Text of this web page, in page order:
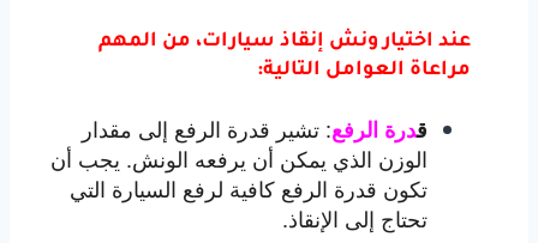
عند اختيار ونش إنقاذ سيارات، من المهم
مراعاة العوامل التالية:
قدرة الرفع: تشير قدرة الرفع إلى مقدار
الوزن الذي يمكن أن يرفعه الونش. يجب أن
تكون قدرة الرفع كافية لرفع السيارة التي
تحتاج إلى الإنقاذ.